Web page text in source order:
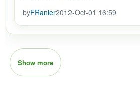
byFRanier2012-Oct-01 16:59
Show more